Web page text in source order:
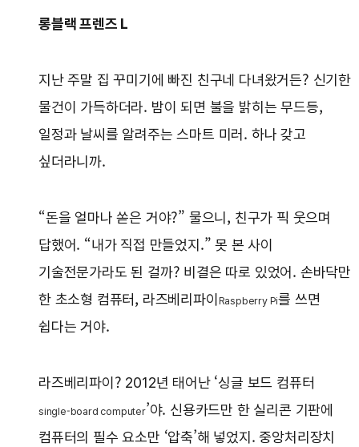
롱블랙 프렌즈 L
지난 주말 집 꾸미기에 빠진 친구네 다녀왔거든? 신기한
물건이 가득하더라. 밤이 되면 불을 밝히는 무드등,
일정과 날씨를 알려주는 스마트 미러. 하나 갖고
싶더라니까.
“돈을 얼마나 쏟은 거야?” 물으니, 친구가 픽 웃으며
답했어. “내가 직접 만들었지.” 못 본 사이
기술전문가라도 된 걸까? 비결은 따로 있었어. 손바닥만
한 초소형 컴퓨터, 라즈베리파이 Raspberry Pi를 쓰면
쉽다는 거야.
라즈베리파이? 2012년 태어난 ‘싱글 보드 컴퓨터
single-board computer’야. 신용카드만 한 실리콘 기판에
컴퓨터의 필수 요소만 ‘압축’해 넣었지. 중앙처리장치